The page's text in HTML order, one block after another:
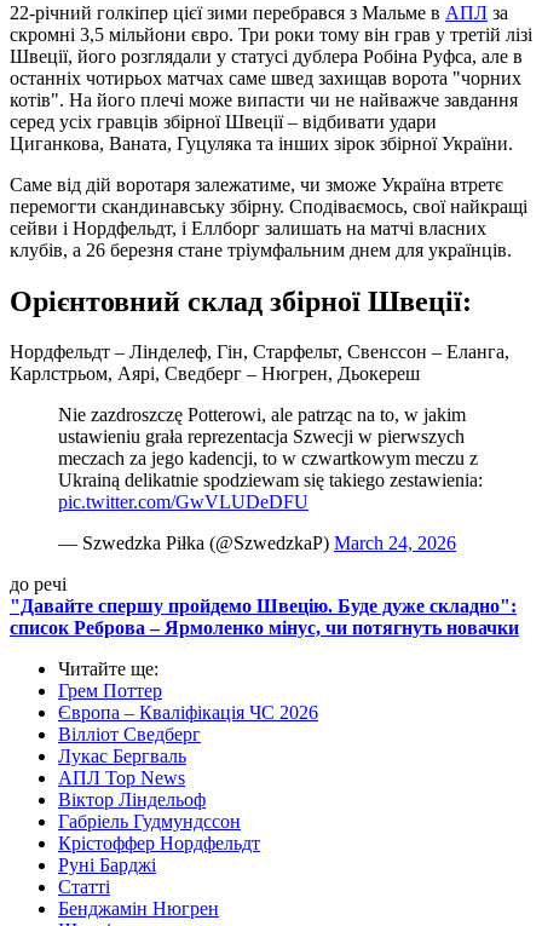
22-річний голкіпер цієї зими перебрався з Мальме в АПЛ за
скромні 3,5 мільйони євро. Три роки тому він грав у третій лізі
Швеції, його розглядали у статусі дублера Робіна Руфса, але в
останніх чотирьох матчах саме швед захищав ворота "чорних
котів". На його плечі може випасти чи не найважче завдання
серед усіх гравців збірної Швеції – відбивати удари
Циганкова, Ваната, Гуцуляка та інших зірок збірної України.
Саме від дій воротаря залежатиме, чи зможе Україна втретє
перемогти скандинавську збірну. Сподіваємось, свої найкращі
сейви і Нордфельдт, і Еллборг залишать на матчі власних
клубів, а 26 березня стане тріумфальним днем для українців.
Орієнтовний склад збірної Швеції:
Нордфельдт – Лінделеф, Гін, Старфельт, Свенссон – Еланга,
Карлстрьом, Аярі, Сведберг – Нюгрен, Дьокереш
Nie zazdroszczę Potterowi, ale patrząc na to, w jakim
ustawieniu grała reprezentacja Szwecji w pierwszych
meczach za jego kadencji, to w czwartkowym meczu z
Ukrainą delikatnie spodziewam się takiego zestawienia:
pic.twitter.com/GwVLUDeDFU
— Szwedzka Piłka (@SzwedzkaP) March 24, 2026
до речі
"Давайте спершу пройдемо Швецію. Буде дуже складно":
список Реброва – Ярмоленко мінус, чи потягнуть новачки
Читайте ще:
Грем Поттер
Європа – Кваліфікація ЧС 2026
Вілліот Сведберг
Лукас Бергваль
АПЛ Top News
Віктор Ліндельоф
Габріель Гудмундссон
Крістоффер Нордфельдт
Руні Барджі
Статті
Бенджамін Нюгрен